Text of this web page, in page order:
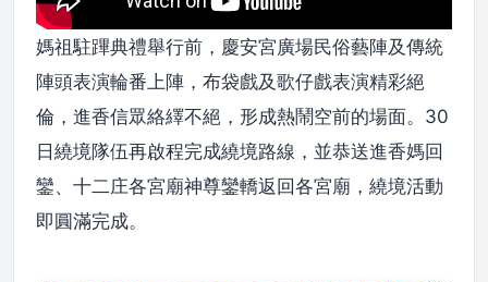
媽祖駐蹕典禮舉行前，慶安宮廣場民俗藝陣及傳統
陣頭表演輪番上陣，布袋戲及歌仔戲表演精彩絕
倫，進香信眾絡繹不絕，形成熱鬧空前的場面。30
日繞境隊伍再啟程完成繞境路線，並恭送進香媽回
鑾、十二庄各宮廟神尊鑾轎返回各宮廟，繞境活動
即圓滿完成。